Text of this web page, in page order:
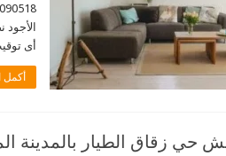
أى توقيت.
أكمل
زقاق الطيار بالمدينة